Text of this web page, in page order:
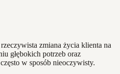
zmiana życia klienta na
głębokich potrzeb oraz
w sposób nieoczywisty.